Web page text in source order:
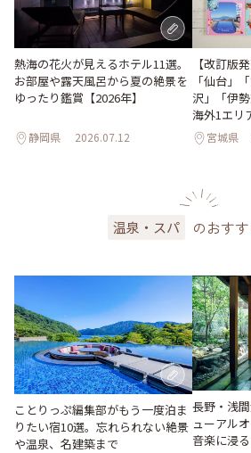
熱海の花火が見えるホテル11選。
お部屋や露天風呂から夏の絶景を
ゆったり鑑賞【2026年】
静岡県 2026.07.12
【改訂版
「仙台」
沢」「伊
海外1エリ
宮城県
温泉・スパ のおす
ことりっぷ編集部がもう一度泊ま
りたい宿10選。忘れられない絶景
や温泉、名建築まで
長野・浅
ューアル
音楽に浸